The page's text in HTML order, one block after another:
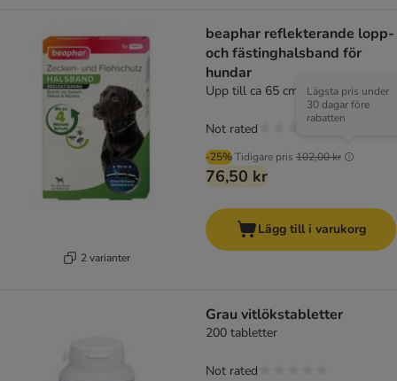
2 varianter
beaphar reflekterande lopp-
och fästinghalsband för
hundar
Upp till ca 65 cm halsomkrets
-25%Tidigare pris 102,00 kr
Lägsta pris under
30 dagar före
rabatten
76,50 kr
Not rated
Lägg till i varukorg
Grau vitlökstabletter
200 tabletter
Not rated